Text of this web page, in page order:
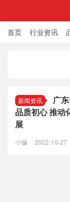
首页 行业资讯
新闻资讯
广
品质初心 推动
展
小编 2022-10-27